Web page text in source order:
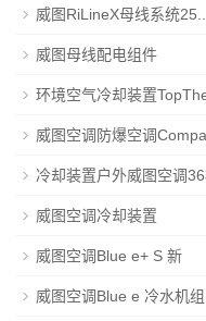
威图RiLineX母线系统25...
威图母线配电组件
环境空气冷却装置
威图空调防爆空调
冷却装置户外威图空调36
威图空调冷却装置
威图空调Blue e+ S 新
威图空调Blue e 冷水机组